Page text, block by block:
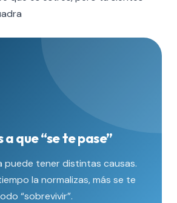
a que “se te pase”
puede tener distintas causas.
la normalizas, más se te
“sobrevivir”.